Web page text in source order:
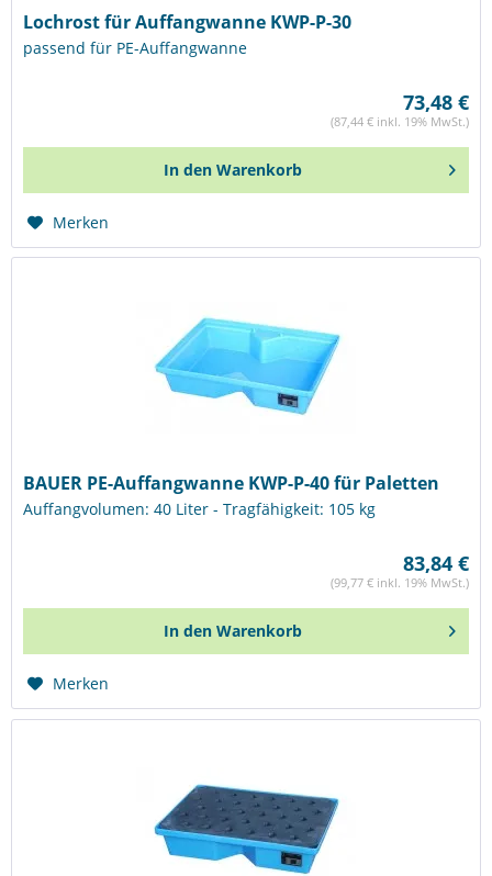
Lochrost für Auffangwanne KWP-P-30
passend für PE-Auffangwanne
73,48 €
(87,44 € inkl. 19% MwSt.)
In den Warenkorb
Merken
BAUER PE-Auffangwanne KWP-P-40 für Paletten
Auffangvolumen: 40 Liter - Tragfähigkeit: 105 kg
83,84 €
(99,77 € inkl. 19% MwSt.)
In den Warenkorb
Merken